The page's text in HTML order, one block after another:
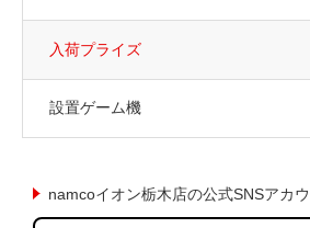
入荷プライズ
設置ゲーム機
namcoイオン栃木店の公式SNSアカ